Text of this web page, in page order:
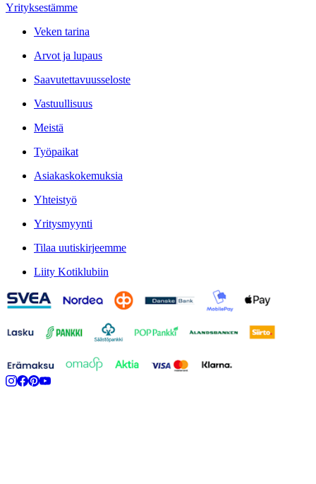
Yrityksestämme
Veken tarina
Arvot ja lupaus
Saavutettavuusseloste
Vastuullisuus
Meistä
Työpaikat
Asiakaskokemuksia
Yhteistyö
Yritysmyynti
Tilaa uutiskirjeemme
Liity Kotiklubiin